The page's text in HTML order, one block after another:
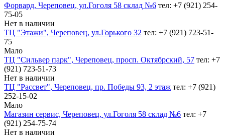
Форвард, Череповец, ул.Гоголя 58 склад №6 тел: +7 (921) 254-
75-05
Нет в наличии
ТЦ "Этажи", Череповец, ул.Горького 32 тел: +7 (921) 723-51-
75
Мало
ТЦ "Сильвер парк", Череповец, просп. Октябрский, 57 тел: +7
(921) 723-51-73
Нет в наличии
ТЦ "Рассвет", Череповец, пр. Победы 93, 2 этаж тел: +7 (921)
252-15-02
Мало
Магазин сервис, Череповец, ул.Гоголя 58 склад №6 тел: +7
(921) 254-75-74
Нет в наличии